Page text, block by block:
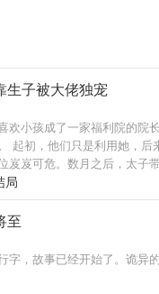
生子被大佬独宠
欢小孩成了一家福利院的院
起初，他们只是利用她，
岌岌可危。数月之后，太子
的时候，结果对方直接三
局
至
字，故事已经开始了。诡